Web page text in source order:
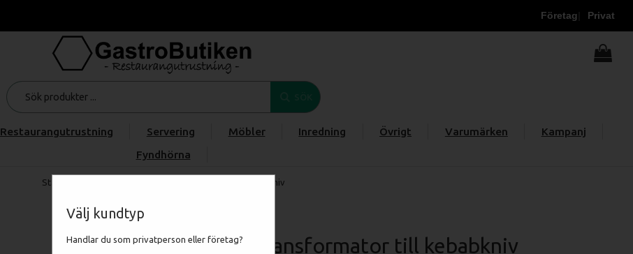
Företag Privat
Välj kundtyp
Handlar du som privatperson eller företag?
Restaurangutrustning Servering Möbler Inredning Övrigt Varumärken
Kampanj
Fyndhörna
Start Potis transformator till kebabkniv
Potis transformator till kebabkniv